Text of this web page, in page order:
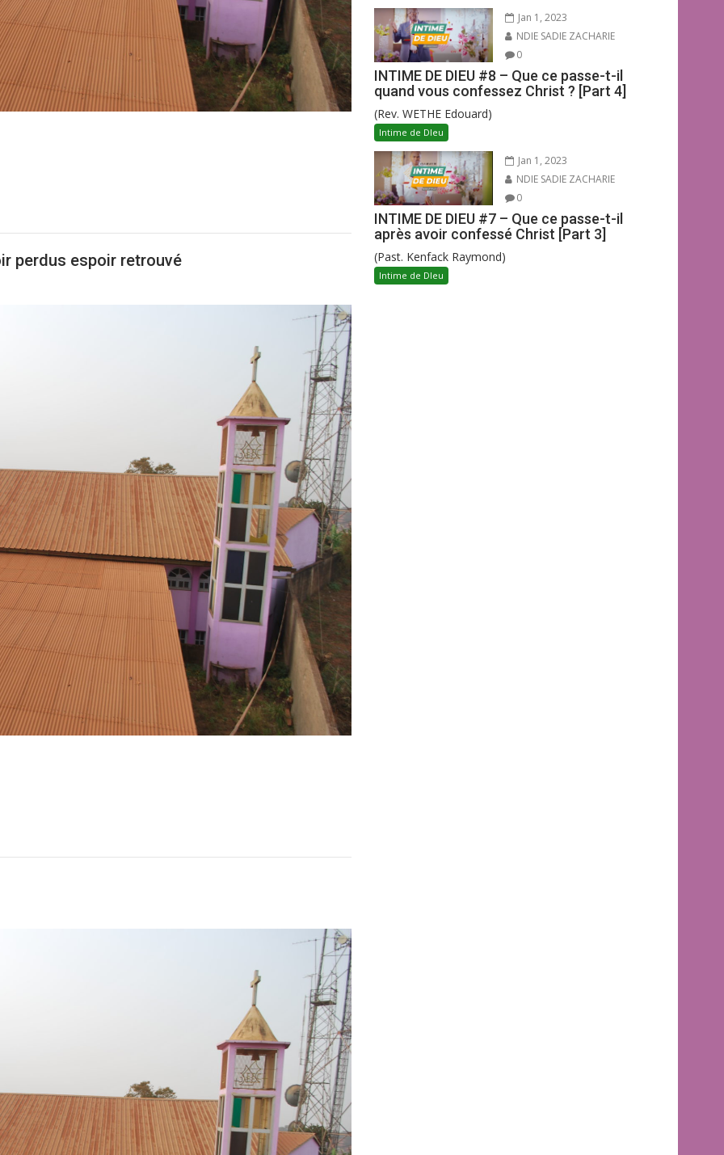
perdus espoir retrouvé
Jan 1, 2023
NDIE SADIE ZACHARIE
0
INTIME DE DIEU #8 – Que ce passe-t-il
quand vous confessez Christ ? [Part 4]
(Rev. WETHE Edouard)
Intime de DIeu
Jan 1, 2023
NDIE SADIE ZACHARIE
0
INTIME DE DIEU #7 – Que ce passe-t-il
après avoir confessé Christ [Part 3]
(Past. Kenfack Raymond)
Intime de DIeu